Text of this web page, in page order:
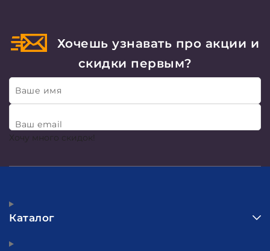
Хочешь узнавать про акции и
скидки первым?
Ваше имя
Ваш email
Хочу много скидок!
Каталог